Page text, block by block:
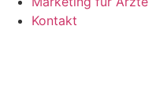
Kontakt